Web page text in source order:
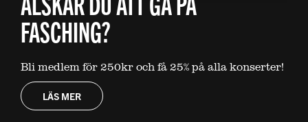
FASCHING?
Bli medlem för 250kr och få 25% på alla konserter!
LÄS MER